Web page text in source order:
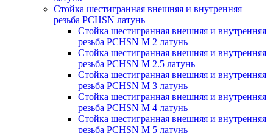
Стойка шестигранная внешняя и внутренняя
резьба PCHSN латунь
Стойка шестигранная внешняя и внутренняя
резьба PCHSN М 2 латунь
Стойка шестигранная внешняя и внутренняя
резьба PCHSN М 2.5 латунь
Стойка шестигранная внешняя и внутренняя
резьба PCHSN М 3 латунь
Стойка шестигранная внешняя и внутренняя
резьба PCHSN М 4 латунь
Стойка шестигранная внешняя и внутренняя
резьба PCHSN М 5 латунь